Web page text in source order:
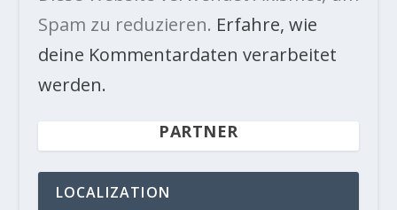
Spam zu reduzieren. Erfahre, wie
deine Kommentardaten verarbeitet
werden.
PARTNER
LOCALIZATION